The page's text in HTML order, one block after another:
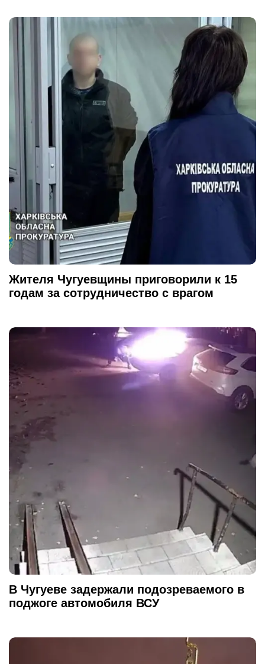
Жителя Чугуевщины приговорили к 15
годам за сотрудничество с врагом
В Чугуеве задержали подозреваемого в
поджоге автомобиля ВСУ